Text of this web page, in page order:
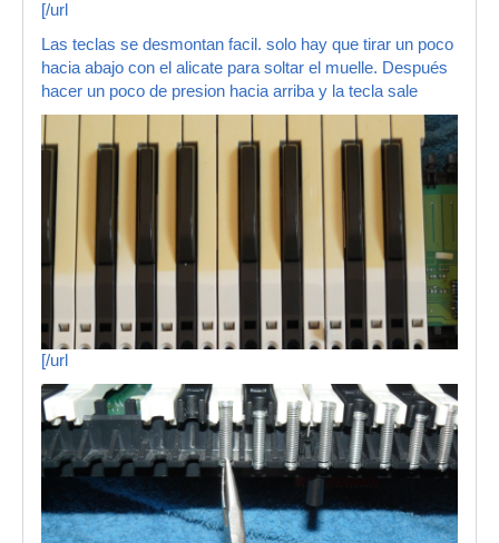
[/url
Las teclas se desmontan facil. solo hay que tirar un poco
hacia abajo con el alicate para soltar el muelle. Después
hacer un poco de presion hacia arriba y la tecla sale
[/url